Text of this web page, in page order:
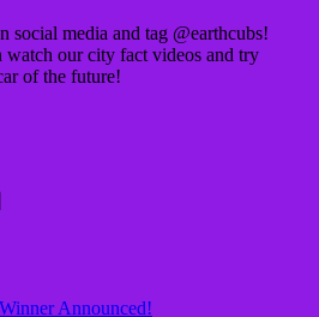
social media and tag @earthcubs!
watch our city fact videos and try
of the future!